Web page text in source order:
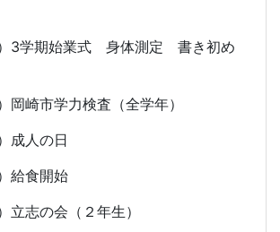
学期始業式 身体測定 書き初め
崎市学力検査（全学年）
成人の日
給食開始
志の会（２年生）